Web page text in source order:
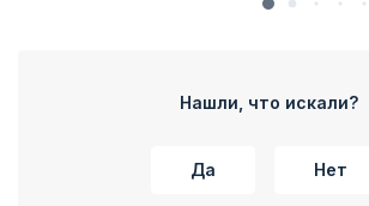
Нашли, что искали?
Да Нет